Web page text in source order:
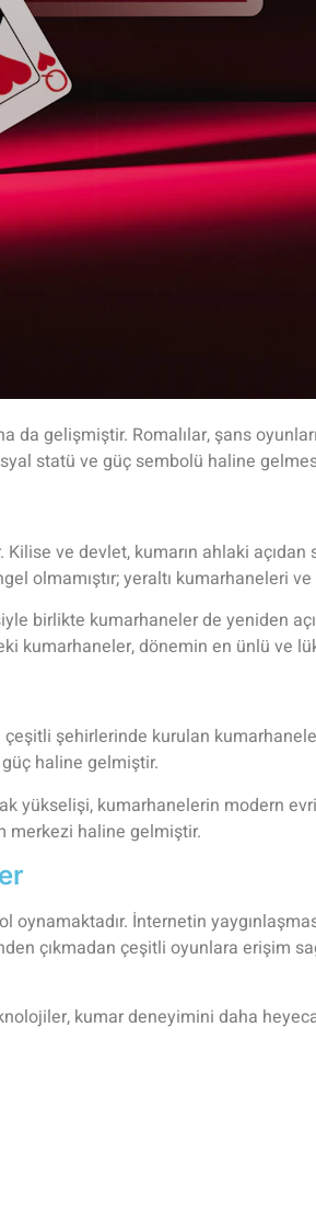
gelişmiştir. Romalılar, şans
statü ve güç sembolü haline
Kilise ve devlet, kumarın ahlaki
olmamıştır; yeraltı kumarhaneleri ve
birlikte kumarhaneler de yeniden
kumarhaneler, dönemin en ünlü ve
çeşitli şehirlerinde kurulan
haline gelmiştir.
yükselişi, kumarhanelerin modern
merkezi haline gelmiştir.
İnternetin
çıkmadan çeşitli oyunlara erişim
kumar deneyimini daha